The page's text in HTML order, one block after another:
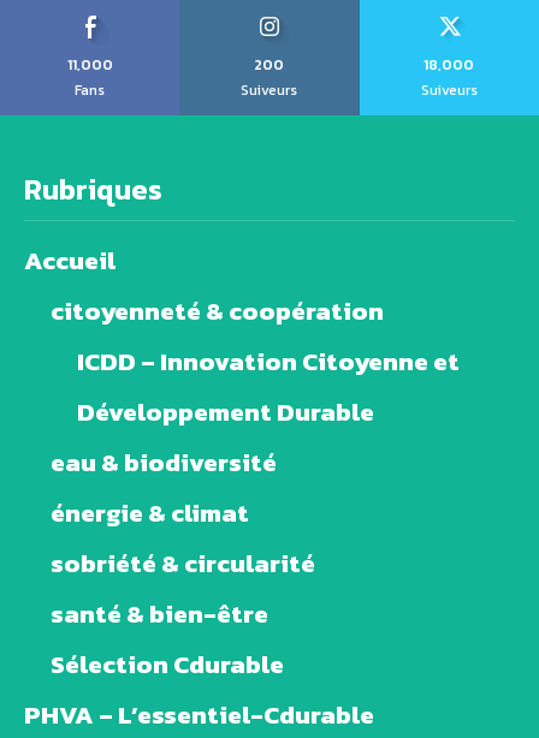
11,000
Fans
200
Suiveurs
18,000
Suiveurs
Rubriques
Accueil
citoyenneté & coopération
ICDD – Innovation Citoyenne et
Développement Durable
eau & biodiversité
énergie & climat
sobriété & circularité
santé & bien-être
Sélection Cdurable
PHVA – L’essentiel-Cdurable